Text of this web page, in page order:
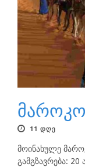
მაროკო
11 ᲓᲦᲔ
მოინახულე
გამგზავრება: